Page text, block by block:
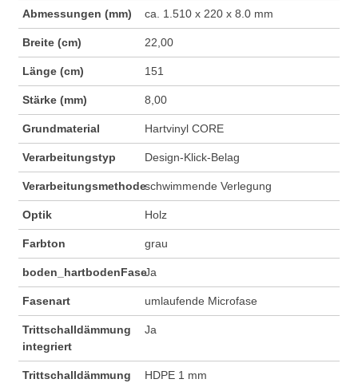
Abmessungen (mm) ca. 1.510 x 220 x 8.0 mm
Breite (cm) 22,00
Länge (cm) 151
Stärke (mm) 8,00
Grundmaterial Hartvinyl CORE
Verarbeitungstyp Design-Klick-Belag
Verarbeitungsmethodeschwimmende Verlegung
Optik Holz
Farbton grau
boden_hartbodenFaseJa
Fasenart umlaufende Microfase
Trittschalldämmung
integriert
Ja
Trittschalldämmung
HDPE 1 mm